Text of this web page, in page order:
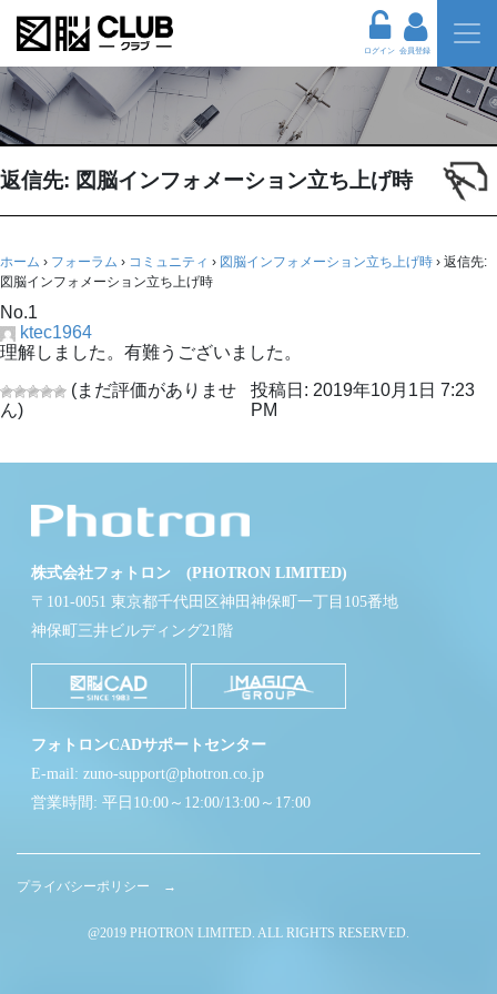
ログイン 会員登録
返信先: 図脳インフォメーション立ち上げ時
ホーム › フォーラム › コミュニティ › 図脳インフォメーション立ち上げ時 › 返信先:
図脳インフォメーション立ち上げ時
No.1
ktec1964
理解しました。有難うございました。
(まだ評価がありませ
ん)
投稿日: 2019年10月1日 7:23
PM
株式会社フォトロン (PHOTRON LIMITED)
〒101-0051 東京都千代田区神田神保町一丁目105番地
神保町三井ビルディング21階
フォトロンCADサポートセンター
E-mail: zuno-support@photron.co.jp
営業時間: 平日10:00～12:00/13:00～17:00
プライバシーポリシー →
@2019 PHOTRON LIMITED. ALL RIGHTS RESERVED.